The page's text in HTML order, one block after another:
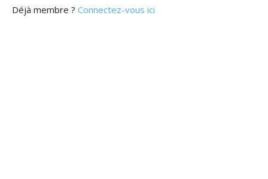
Déjà membre ? Connectez-vous ici